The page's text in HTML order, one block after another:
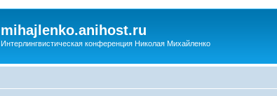
mihajlenko.anihost.ru
Интерлингвистическая конференция Николая Михайленко